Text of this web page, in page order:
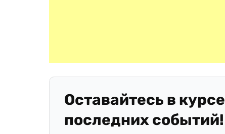
Оставайтесь в курсе
последних событий!